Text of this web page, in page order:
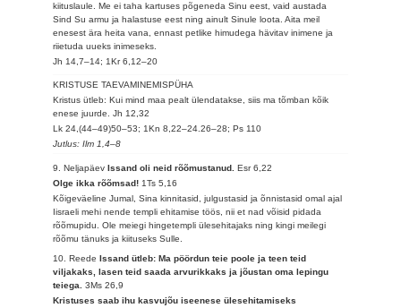
kiituslaule. Me ei taha kartuses põgeneda Sinu eest, vaid austada
Sind Su armu ja halastuse eest ning ainult Sinule loota. Aita meil
enesest ära heita vana, ennast petlike himudega hävitav inimene ja
riietuda uueks inimeseks.
Jh 14,7–14; 1Kr 6,12–20
KRISTUSE TAEVAMINEMISPÜHA
Kristus ütleb: Kui mind maa pealt ülendatakse, siis ma tõmban kõik
enese juurde.Jh 12,32
Lk 24,(44–49)50–53; 1Kn 8,22–24.26–28; Ps 110
Jutlus: Ilm 1,4–8
9. NeljapäevIssand oli neid rõõmustanud.Esr 6,22
Olge ikka rõõmsad! 1Ts 5,16
Kõigeväeline Jumal, Sina kinnitasid, julgustasid ja õnnistasid omal ajal
Iisraeli mehi nende templi ehitamise töös, nii et nad võisid pidada
rõõmupidu. Ole meiegi hingetempli ülesehitajaks ning kingi meilegi
rõõmu tänuks ja kiituseks Sulle.
10. ReedeIssand ütleb: Ma pöördun teie poole ja teen teid
viljakaks, lasen teid saada arvurikkaks ja jõustan oma lepingu
teiega.3Ms 26,9
Kristuses saab ihu kasvujõu iseenese ülesehitamiseks